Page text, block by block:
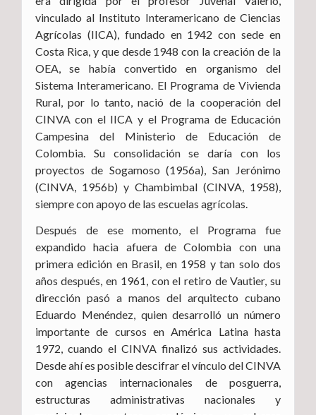
vinculado al Instituto Interamericano de Ciencias
Agrícolas (IICA), fundado en 1942 con sede en
Costa Rica, y que desde 1948 con la creación de la
OEA, se había convertido en organismo del
Sistema Interamericano. El Programa de Vivienda
Rural, por lo tanto, nació de la cooperación del
CINVA con el IICA y el Programa de Educación
Campesina del Ministerio de Educación de
Colombia. Su consolidación se daría con los
proyectos de Sogamoso (1956a), San Jerónimo
(CINVA, 1956b) y Chambimbal (CINVA, 1958),
siempre con apoyo de las escuelas agrícolas.
Después de ese momento, el Programa fue
expandido hacia afuera de Colombia con una
primera edición en Brasil, en 1958 y tan solo dos
años después, en 1961, con el retiro de Vautier, su
dirección pasó a manos del arquitecto cubano
Eduardo Menéndez, quien desarrolló un número
importante de cursos en América Latina hasta
1972, cuando el CINVA finalizó sus actividades.
Desde ahí es posible descifrar el vínculo del CINVA
con agencias internacionales de posguerra,
estructuras administrativas nacionales y